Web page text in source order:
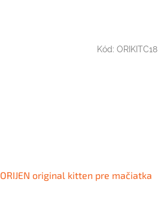
ORIJEN original kitten pre mačiatka
Kód: ORIKITC18